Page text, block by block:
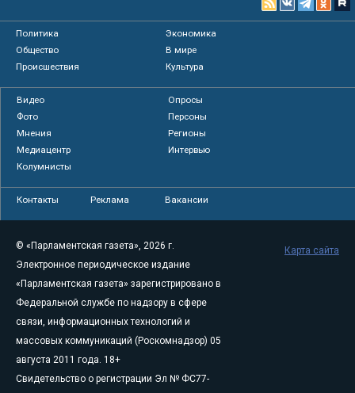
Политика
Экономика
Общество
В мире
Происшествия
Культура
Видео
Опросы
Фото
Персоны
Мнения
Регионы
Медиацентр
Интервью
Колумнисты
Контакты Реклама Вакансии
© «Парламентская газета», 2026 г.
Электронное периодическое издание
«Парламентская газета» зарегистрировано в
Федеральной службе по надзору в сфере
связи, информационных технологий и
массовых коммуникаций (Роскомнадзор) 05
августа 2011 года. 18+
Свидетельство о регистрации Эл № ФС77-
Карта сайта